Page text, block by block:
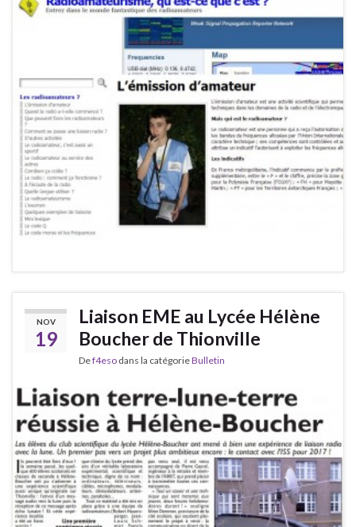
NOV
19
Liaison EME au Lycée Hélène
Boucher de Thionville
Def4eso dans la catégorieBulletin